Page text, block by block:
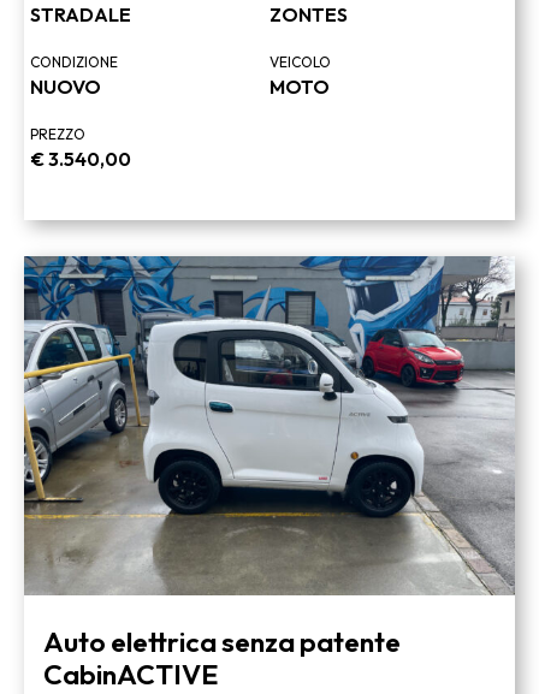
STRADALE ZONTES
CONDIZIONE
NUOVO
VEICOLO
MOTO
PREZZO
€3.540,00
Auto elettrica senza patente
CabinACTIVE